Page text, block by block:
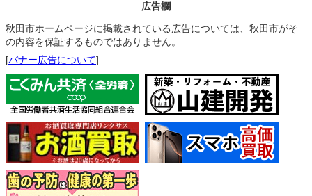
広告欄
秋田市ホームページに掲載されている広告については、秋田市がそ
の内容を保証するものではありません。
[バナー広告について]